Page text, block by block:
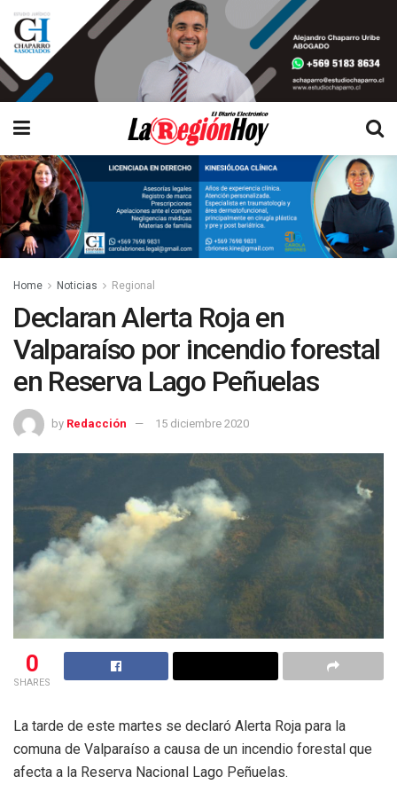
Home Noticias Regional
Declaran Alerta Roja en
Valparaíso por incendio forestal
en Reserva Lago Peñuelas
by Redacción 15 diciembre 2020
0
SHARES
La tarde de este martes se declaró Alerta Roja para la
comuna de Valparaíso a causa de un incendio forestal que
afecta a la Reserva Nacional Lago Peñuelas.